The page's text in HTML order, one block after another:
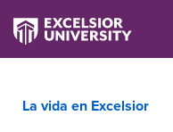
La vida en Excelsior